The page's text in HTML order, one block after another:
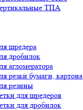
ТПА
шредера
дробилок
агломератора
резки бумаги, картона
резины
для шредеров
для дробилок